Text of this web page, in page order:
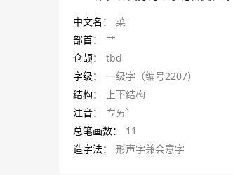
中文名： 菜
部首：
艹
仓颉：
tbd
字级：
一级字（编号2207）
结构：
上下结构
注音：
ㄘㄞˋ
总笔画数：
11
造字法：
形声字兼会意字